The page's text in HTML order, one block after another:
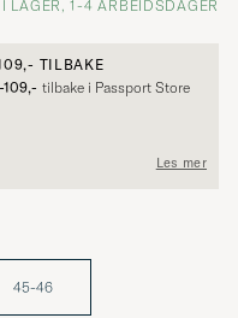
I LAGER, 1-4 ARBEIDSDAGER
TILBAKE
109,- tilbake i Passport Store
Les mer
45-46